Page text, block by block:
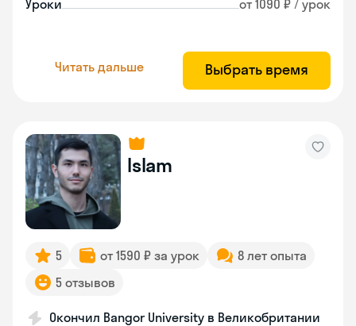
Уроки от 1090 ₽ / урок
Читать дальше Выбрать время
Islam
5 от 1590 ₽ за урок
8 лет опыта
5 отзывов
Окончил Bangor University в Великобритании